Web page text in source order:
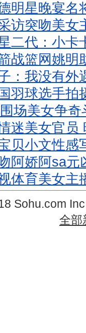
明星晚宴名
访突吻美女
二代：小卡
战篮网姚明
：我没有外
羽球选手拍
场美女争
迷美女官员
贝小文性感
阿娇阿sa元
体育美女主
Sohu.com
全部